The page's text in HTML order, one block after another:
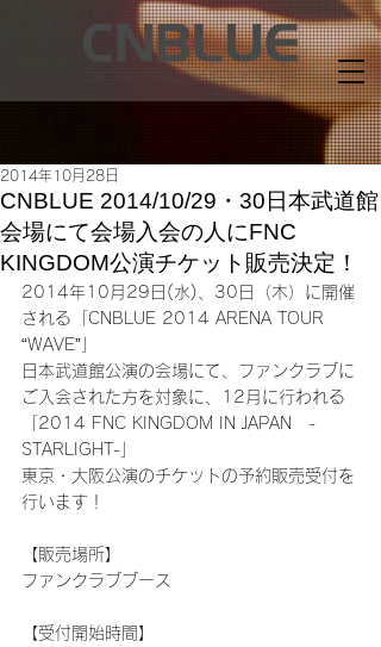
CNBLUE 2014/10/29・30日本武道館
会場にて会場入会の人にFNC
KINGDOM公演チケット販売決定！
2014年10月28日
2014年10月29日(水)、30日（木）に開催
される「CNBLUE 2014 ARENA TOUR
“WAVE”」
日本武道館公演の会場にて、ファンクラブに
ご入会された方を対象に、12月に行われる
「2014 FNC KINGDOM IN JAPAN　-
STARLIGHT-」
東京・大阪公演のチケットの予約販売受付を
行います！
【販売場所】
ファンクラブブース
【受付開始時間】